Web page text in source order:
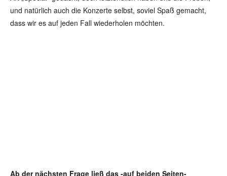
und natürlich auch die Konzerte selbst, soviel Spaß gemacht,
dass wir es auf jeden Fall wiederholen möchten.
Ab der nächsten Frage ließ das -auf beiden Seiten-